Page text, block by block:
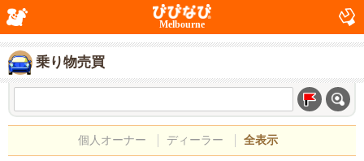
Melbourne
乗り物売買
個人オーナー ディーラー 全表示